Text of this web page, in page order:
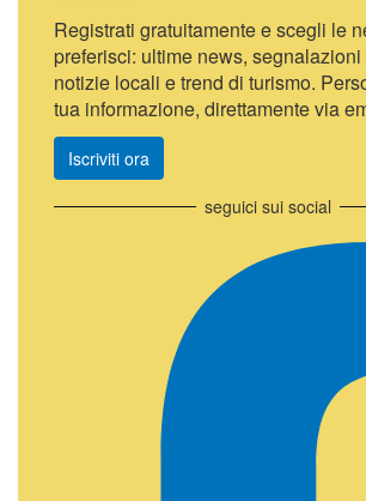
Registrati gratuitamente e scegli le
preferisci: ultime news,
notizie locali e trend di turismo.
tua informazione, direttamente via
Iscriviti ora
seguici sui social